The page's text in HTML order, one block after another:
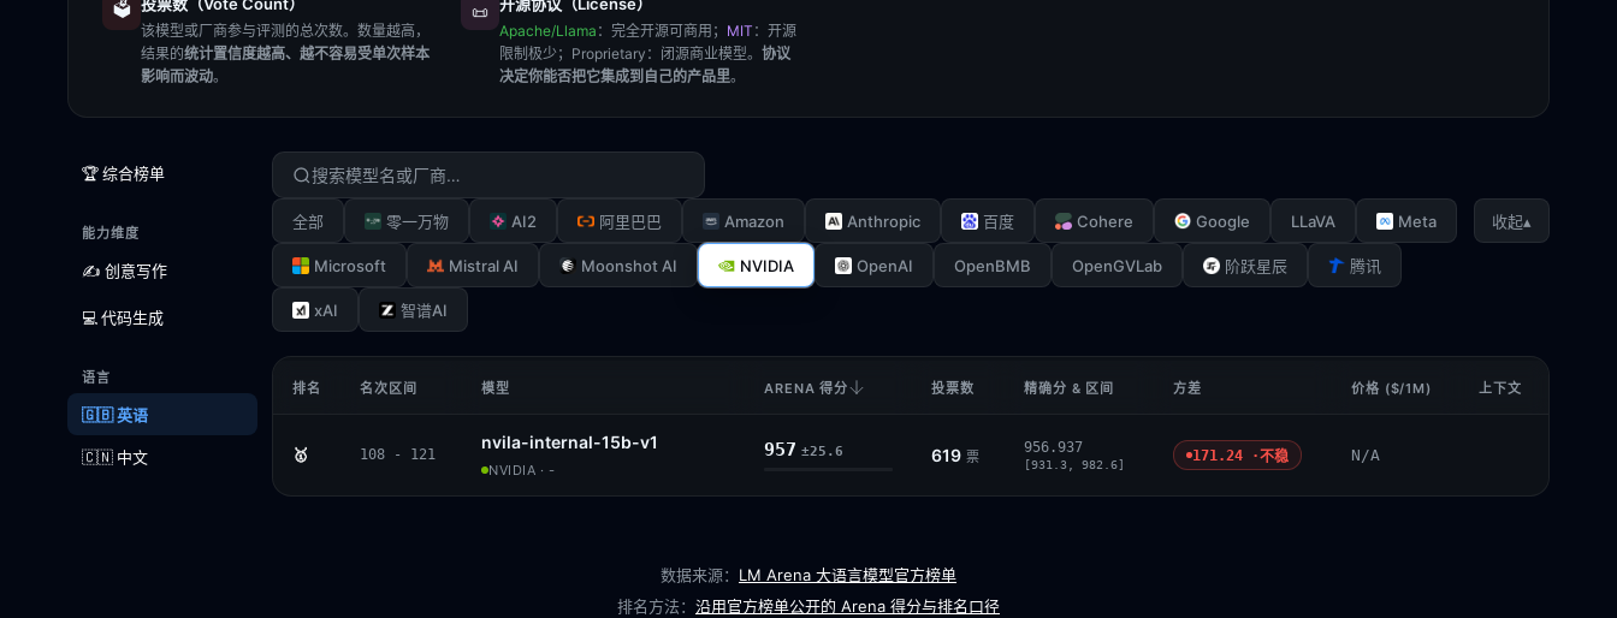
🗳️
该模型或厂商参与评测的总次数。数量越高，
结果的统计置信度越高、越不容易受单次样本
影响而波动。
📜
Apache/Llama ：完全开源可商用； MIT ：开源
限制极少； Proprietary ：闭源商业模型。 协议
决定你能否把它集成到自己的产品里。
🏆 综合榜单
能力维度
✍️ 创意写作
💻 代码生成
语言
🇬🇧 英语
🇨🇳 中文
全部 零一万物 AI2 阿里巴巴 Amazon Anthropic 百度 Cohere Google LLaVA Meta
Microsoft Mistral AI Moonshot AI NVIDIA OpenAI OpenBMB OpenGVLab 阶跃星辰 腾讯
xAI 智谱AI
收起▴
排名 名次区间 模型 ARENA 得分 投票数 精确分 & 区间 方差 价格 ($/1M) 上下文
🥇 108 - 121
nvila-internal-15b-v1
NVIDIA · -
957 ±25.6 619 票
956.937
[931.3, 982.6]
171.24 ·不稳 N/A
数据来源： LM Arena 大语言模型官方榜单
排名方法： 沿用官方榜单公开的 Arena 得分与排名口径